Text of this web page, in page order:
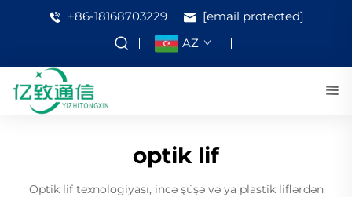
+86-18168703229
[email protected]
AZ
optik lif
Optik lif texnologiyası, incə şüşə və ya plastik liflərdən